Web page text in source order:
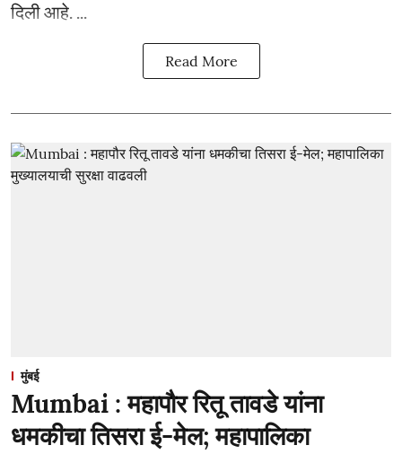
दिली आहे. ...
Read More
मुंबई
Mumbai : महापौर रितू तावडे यांना
धमकीचा तिसरा ई-मेल; महापालिका